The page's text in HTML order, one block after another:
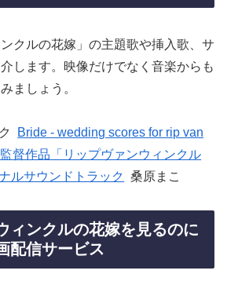
ンクルの花嫁」の主題歌や挿入歌、サ
します。映像だけでなく音楽からも
ましょう。
Bride - wedding scores for rip van
督作品「リップヴァンウィンクル
ルサウンドトラック 桑原まこ
ィンクルの花嫁を見るのに
配信サービス